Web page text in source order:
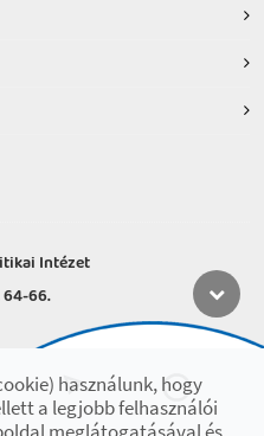
Intézet
64-66.
használunk, hogy
a legjobb felhasználói